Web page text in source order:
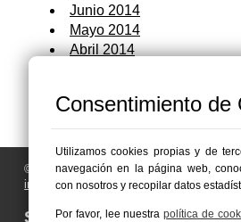
Junio 2014
Mayo 2014
Abril 2014
Enero 2014
© 2006 - 2026 Portal de Abanilla Noticias
info@portaldeabanilla.es
Síguenos en:
Consentimiento de
Utilizamos cookies propias y de
navegación en la página web,
con nosotros y recopilar datos
Por favor, lee nuestrapolítica de